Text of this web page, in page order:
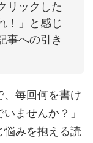
リックした
！」と感じ
事への引き
、毎回何を書け
ませんか？」
悩みを抱える読